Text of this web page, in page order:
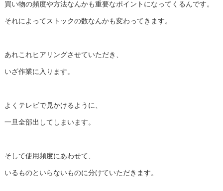
買い物の頻度や方法なんかも重要なポイントになってくるんです。
それによってストックの数なんかも変わってきます。
あれこれヒアリングさせていただき、
いざ作業に入ります。
よくテレビで見かけるように、
一旦全部出してしまいます。
そして使用頻度にあわせて、
いるものといらないものに分けていただきます。